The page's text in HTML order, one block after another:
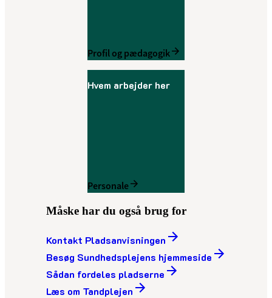
Profil og pædagogik
Hvem arbejder her
Personale
Måske har du også brug for
Kontakt Pladsanvisningen
Besøg Sundhedsplejens hjemmeside
Sådan fordeles pladserne
Læs om Tandplejen